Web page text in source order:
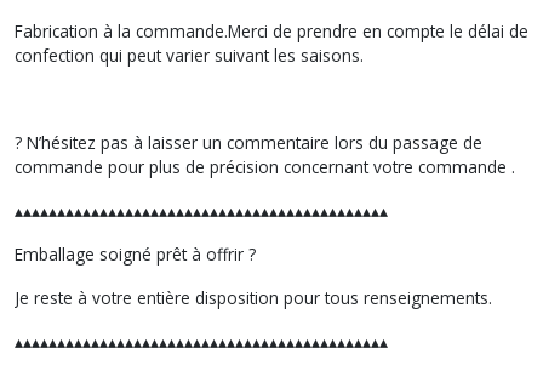
Fabrication à la commande.Merci de prendre en compte le délai de
confection qui peut varier suivant les saisons.
? N’hésitez pas à laisser un commentaire lors du passage de
commande pour plus de précision concernant votre commande .
▴▴▴▴▴▴▴▴▴▴▴▴▴▴▴▴▴▴▴▴▴▴▴▴▴▴▴▴▴▴▴▴▴▴▴▴▴▴▴▴▴▴▴▴
Emballage soigné prêt à offrir ?
Je reste à votre entière disposition pour tous renseignements.
▴▴▴▴▴▴▴▴▴▴▴▴▴▴▴▴▴▴▴▴▴▴▴▴▴▴▴▴▴▴▴▴▴▴▴▴▴▴▴▴▴▴▴▴